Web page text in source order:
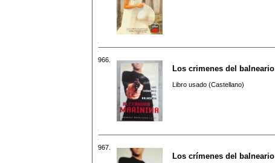
966.
Los crimenes del balneario
Libro usado (Castellano)
967.
Los crímenes del balneario